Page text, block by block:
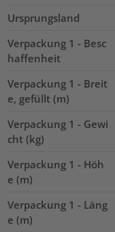
Ursprungsland
Verpackung 1 - Besc
haffenheit
Verpackung 1 - Breit
e, gefüllt (m)
Verpackung 1 - Gewi
cht (kg)
Verpackung 1 - Höh
e (m)
Verpackung 1 - Läng
e (m)